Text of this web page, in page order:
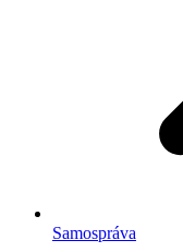
Samospráva